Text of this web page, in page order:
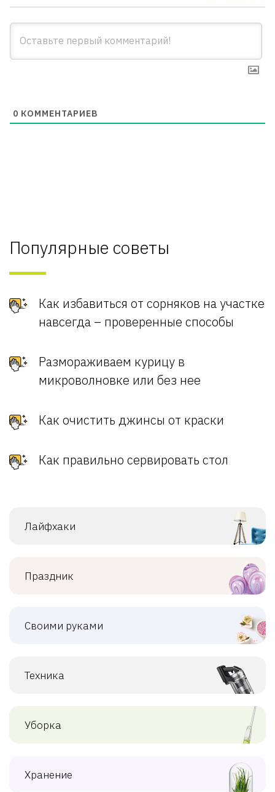
0 КОММЕНТАРИЕВ
Популярные советы
Как избавиться от сорняков на участке
навсегда – проверенные способы
Размораживаем курицу в
микроволновке или без нее
Как очистить джинсы от краски
Как правильно сервировать стол
Лайфхаки
Праздник
Своими руками
Техника
Уборка
Хранение